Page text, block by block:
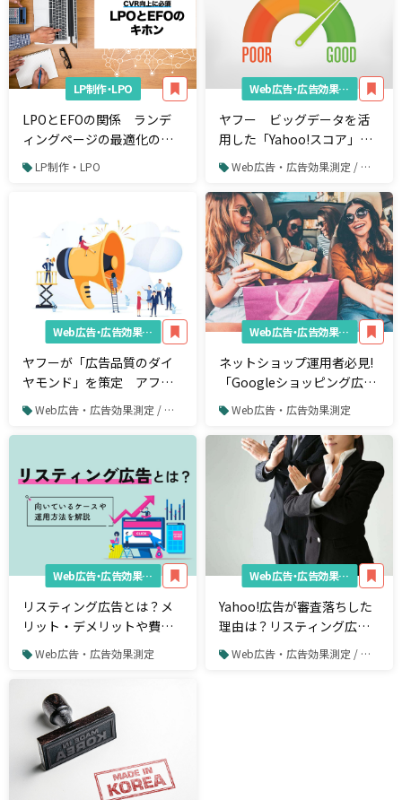
LP制作・LPO
LPOとEFOの関係 ランデ
ィングページの最適化のた
めに抑えておきたいポイン
ト
LP制作・LPO
Web広告・広告効果測定
ヤフー ビッグデータを活
用した「Yahoo!スコア」の
提供を7月より開始
Web広告・広告効果測定 / リスティング広告 / Yahoo!プロモーション広告
Web広告・広告効果測定
ヤフーが「広告品質のダイ
ヤモンド」を策定 アフィ
リエイトサイトなどの広告
Web広告・広告効果測定 / リスティング広告 / Yahoo!プロモーション広告
Web広告・広告効果測定
ネットショップ運用者必見!
「Googleショッピング広
告」の始め方
Web広告・広告効果測定
Web広告・広告効果測定
リスティング広告とは？メ
リット・デメリットや費用
相場について解説
Web広告・広告効果測定
Web広告・広告効果測定
Yahoo!広告が審査落ちした
理由は？リスティング広告
のNG事例
Web広告・広告効果測定 / リスティング広告